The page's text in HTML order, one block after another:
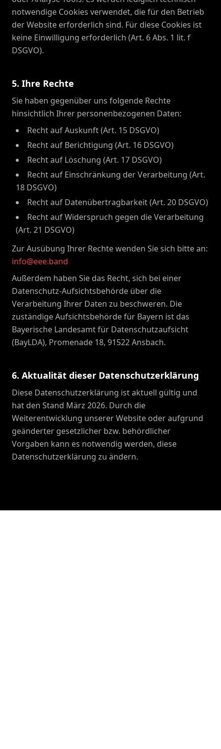
notwendige Cookies verwendet, die für den Betrieb
der Website erforderlich sind. Für diese Cookies ist
keine Einwilligung erforderlich (Art. 6 Abs. 1 lit. f
DSGVO).
5. Ihre Rechte
Sie haben gegenüber uns folgende Rechte
hinsichtlich Ihrer personenbezogenen Daten:
Recht auf Auskunft (Art. 15 DSGVO)
Recht auf Berichtigung (Art. 16 DSGVO)
Recht auf Löschung (Art. 17 DSGVO)
Recht auf Einschränkung der Verarbeitung (Art.
18 DSGVO)
Recht auf Datenübertragbarkeit (Art. 20 DSGVO)
Recht auf Widerspruch gegen die Verarbeitung
(Art. 21 DSGVO)
Zur Ausübung Ihrer Rechte wenden Sie sich bitte an:
info@eee.band
Außerdem haben Sie das Recht, sich bei einer
Datenschutz-Aufsichtsbehörde über die
Verarbeitung Ihrer Daten zu beschweren. Die
zuständige Aufsichtsbehörde für Bayern ist das
Bayerische Landesamt für Datenschutzaufsicht
(BayLDA), Promenade 18, 91522 Ansbach.
6. Aktualität dieser Datenschutzerklärung
Diese Datenschutzerklärung ist aktuell gültig und
hat den Stand März 2026. Durch die
Weiterentwicklung unserer Website oder aufgrund
geänderter gesetzlicher bzw. behördlicher
Vorgaben kann es notwendig werden, diese
Datenschutzerklärung zu ändern.